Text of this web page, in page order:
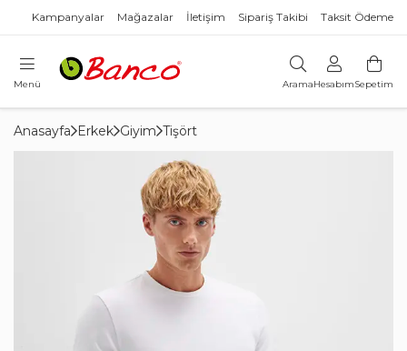
Kampanyalar Mağazalar İletişim Sipariş Takibi Taksit Ödeme
Menü AramaHesabımSepetim
Anasayfa Erkek Giyim Tişört